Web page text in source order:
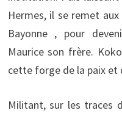
Hermes, il se remet
Bayonne , pour
Maurice son frère.
cette forge de la paix et
Militant, sur les traces